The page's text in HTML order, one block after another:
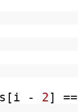
s[i - 2]